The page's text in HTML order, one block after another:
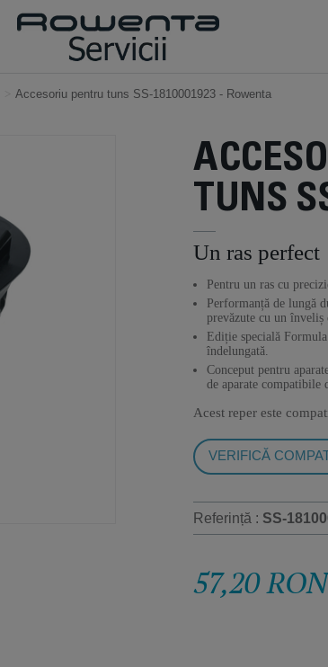
Accesoriu pentru tuns SS-1810001923 - Rowenta
TUNS
Un ras perfect
Pentru un ras cu
Performanță de lungă
prevăzute cu un
Ediție specială
îndelungată.
Conceput pentru
de aparate compatibile
Acest reper este
VERIFICĂ
Referință : SS-
57,20 RON